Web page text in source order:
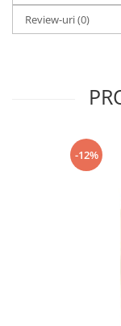
Review-uri(0)
-12%